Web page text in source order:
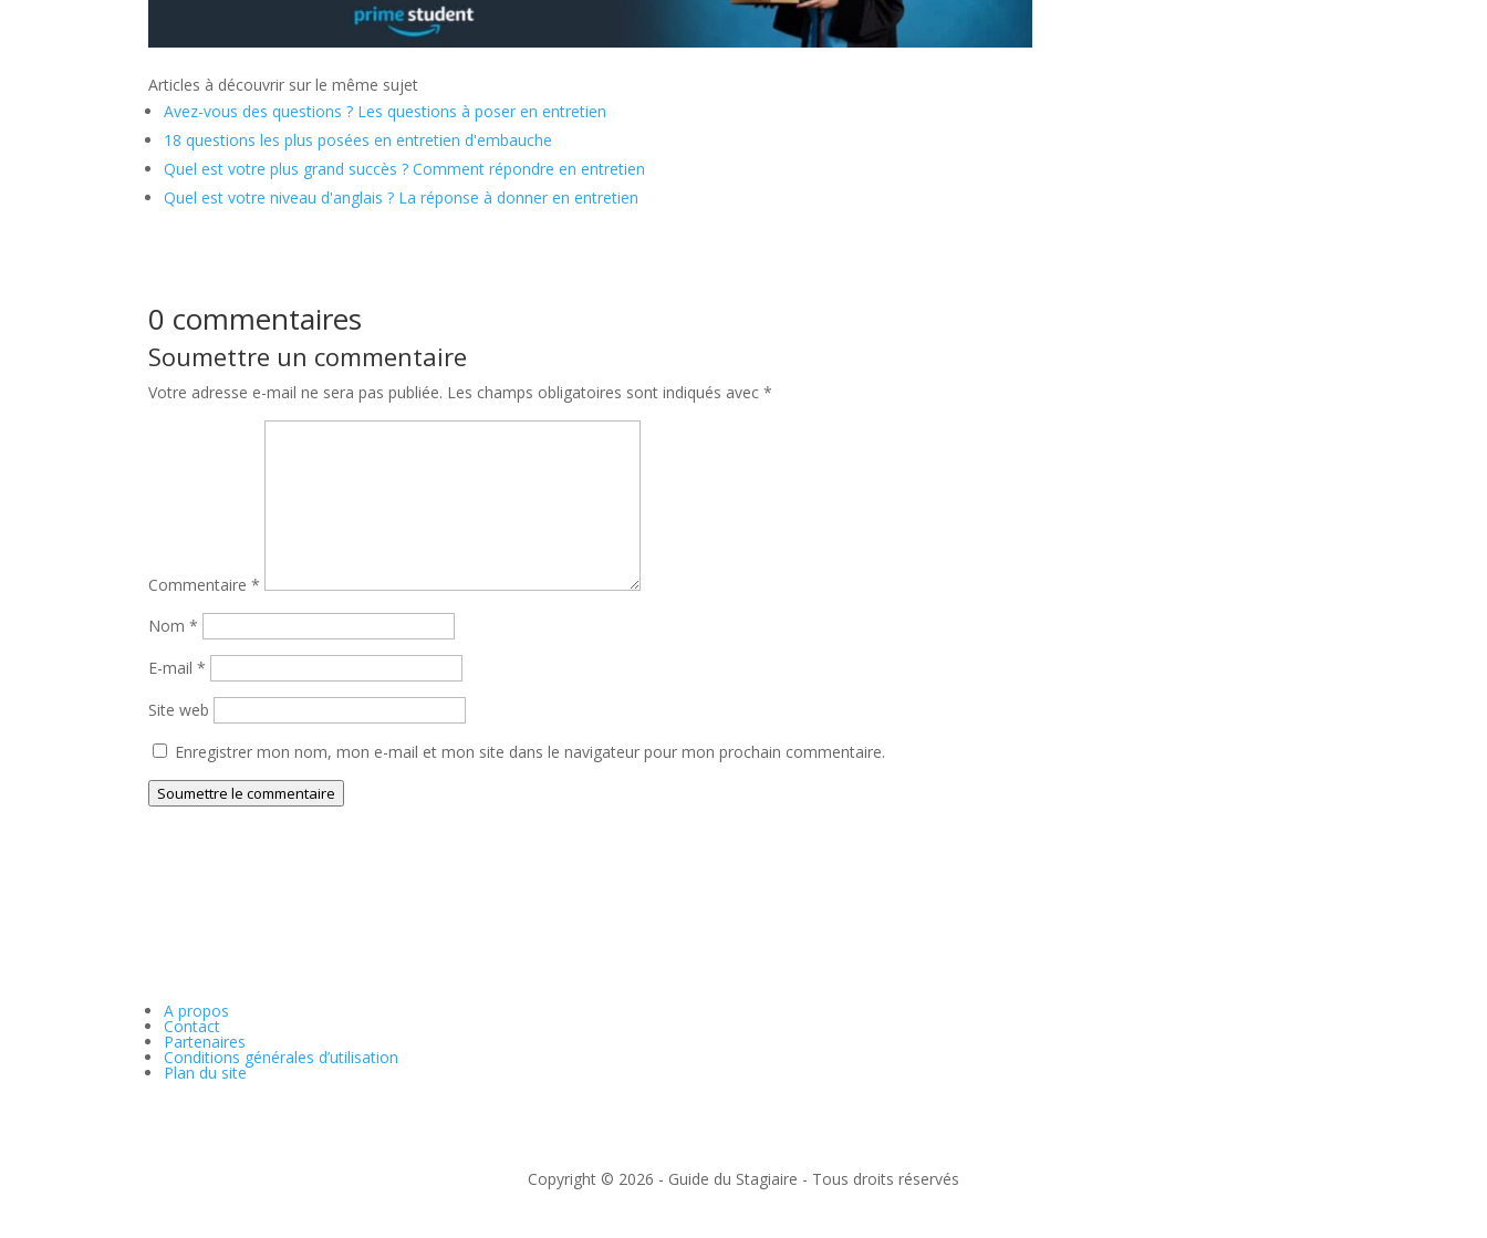
Articles à découvrir sur le même sujet
Avez-vous des questions ? Les questions à poser en entretien
18 questions les plus posées en entretien d'embauche
Quel est votre plus grand succès ? Comment répondre en entretien
Quel est votre niveau d'anglais ? La réponse à donner en entretien
0 commentaires
Soumettre un commentaire
Votre adresse e-mail ne sera pas publiée. Les champs obligatoires sont indiqués avec*
Commentaire*
Nom*
E-mail*
Site web
Enregistrer mon nom, mon e-mail et mon site dans le navigateur pour mon prochain commentaire.
Soumettre le commentaire
A propos
Contact
Partenaires
Conditions générales d’utilisation
Plan du site
Copyright © 2026 - Guide du Stagiaire - Tous droits réservés